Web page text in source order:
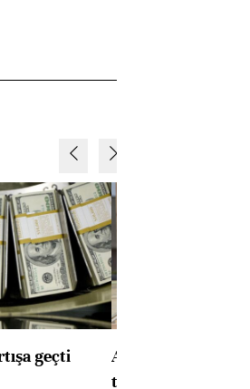
geçti
ABD'de konut
toparlandı